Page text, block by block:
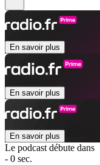
En savoir plus
En savoir plus
En savoir plus
Le podcast débute dans
- 0 sec.